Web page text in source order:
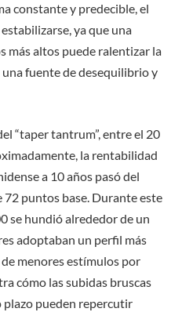
constante y predecible, el
ya que una
más altos puede ralentizar la
fuente de desequilibrio y
“taper tantrum”, entre el 20
la rentabilidad
a 10 años pasó del
72 puntos base. Durante este
se hundió alrededor de un
adoptaban un perfil más
menores estímulos por
cómo las subidas bruscas
plazo pueden repercutir